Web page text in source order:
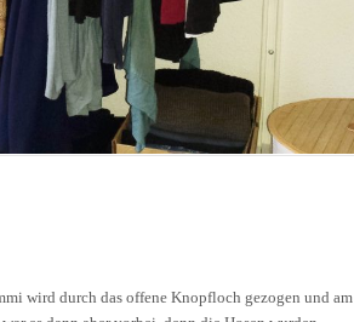
wird durch das offene Knopfloch gezogen und am